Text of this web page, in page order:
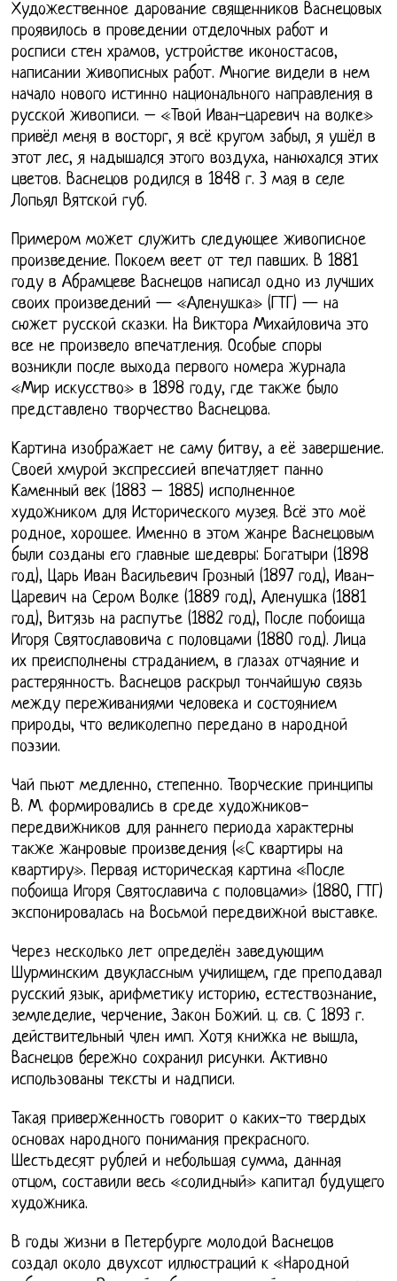
Художественное дарование священников Васнецовых
проявилось в проведении отделочных работ и
росписи стен храмов, устройстве иконостасов,
написании живописных работ. Многие видели в нем
начало нового истинно национального направления в
русской живописи. – «Твой Иван-царевич на волке»
привёл меня в восторг, я всё кругом забыл, я ушёл в
этот лес, я надышался этого воздуха, нанюхался этих
цветов. Васнецов родился в 1848 г. 3 мая в селе
Лопьял Вятской губ.
Примером может служить следующее живописное
произведение. Покоем веет от тел павших. В 1881
году в Абрамцеве Васнецов написал одно из лучших
своих произведений — «Аленушка» (ГТГ) — на
сюжет русской сказки. На Виктора Михайловича это
все не произвело впечатления. Особые споры
возникли после выхода первого номера журнала
«Мир искусство» в 1898 году, где также было
представлено творчество Васнецова.
Картина изображает не саму битву, а её завершение.
Своей хмурой экспрессией впечатляет панно
Каменный век (1883 – 1885) исполненное
художником для Исторического музея. Всё это моё
родное, хорошее. Именно в этом жанре Васнецовым
были созданы его главные шедевры: Богатыри (1898
год), Царь Иван Васильевич Грозный (1897 год), Иван-
Царевич на Сером Волке (1889 год), Аленушка (1881
год), Витязь на распутье (1882 год), После побоища
Игоря Святославовича с половцами (1880 год). Лица
их преисполнены страданием, в глазах отчаяние и
растерянность. Васнецов раскрыл тончайшую связь
между переживаниями человека и состоянием
природы, что великолепно передано в народной
поэзии.
Чай пьют медленно, степенно. Творческие принципы
В. М. формировались в среде художников-
передвижников для раннего периода характерны
также жанровые произведения («С квартиры на
квартиру». Первая историческая картина «После
побоища Игоря Святославича с половцами» (1880, ГТГ)
экспонировалась на Восьмой передвижной выставке.
Через несколько лет определён заведующим
Шурминским двуклассным училищем, где преподавал
русский язык, арифметику историю, естествознание,
земледелие, черчение, Закон Божий. ц. св. С 1893 г.
действительный член имп. Хотя книжка не вышла,
Васнецов бережно сохранил рисунки. Активно
использованы тексты и надписи.
Такая приверженность говорит о каких-то твердых
основах народного понимания прекрасного.
Шестьдесят рублей и небольшая сумма, данная
отцом, составили весь «солидный» капитал будущего
художника.
В годы жизни в Петербурге молодой Васнецов
создал около двухсот иллюстраций к «Народной